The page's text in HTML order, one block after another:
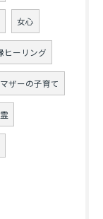
女心
ヒーリング
ザーの子育て